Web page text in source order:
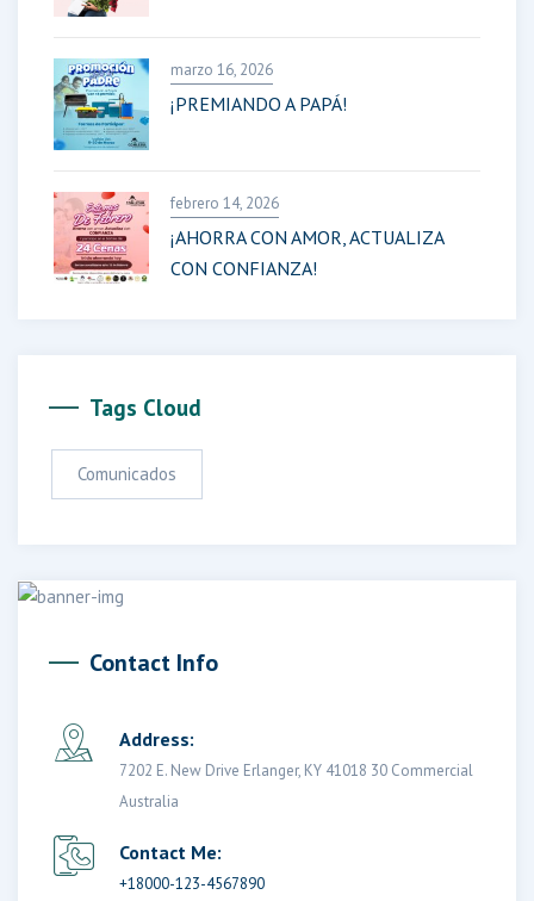
marzo 16, 2026
¡PREMIANDO A PAPÁ!
febrero 14, 2026
¡AHORRA CON AMOR, ACTUALIZA
CON CONFIANZA!
Tags Cloud
Comunicados
Contact Info
Address:
7202 E. New Drive Erlanger, KY 41018 30 Commercial
Australia
Contact Me:
+18000-123-4567890